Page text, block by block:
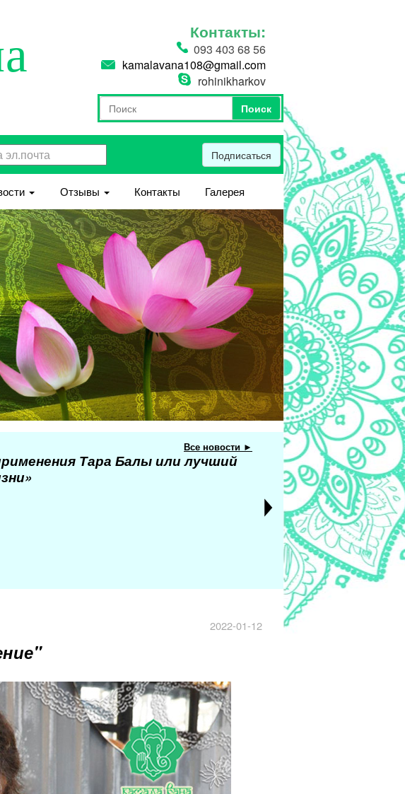
Контакты:
093 403 68 56
kamalavana108@gmail.com
rohinikharkov
Форма поиска
Поиск
Поиск
Подписаться
Отзывы Контакты Галерея
Все новости ►
Тара Балы или лучший
2022-01-12
"